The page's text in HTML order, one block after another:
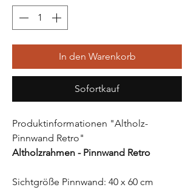
In den Warenkorb
Sofortkauf
Produktinformationen "Altholz-
Pinnwand Retro"
Altholzrahmen - Pinnwand Retro
Sichtgröße Pinnwand: 40 x 60 cm